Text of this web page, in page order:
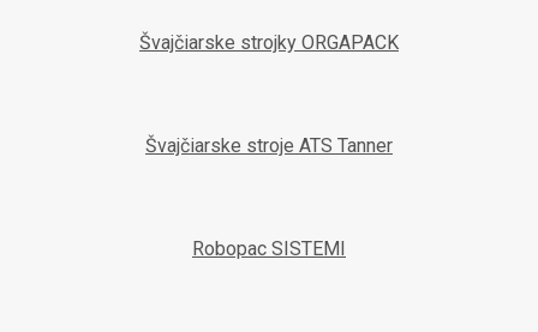
Švajčiarske strojky ORGAPACK
Švajčiarske stroje ATS Tanner
Robopac SISTEMI